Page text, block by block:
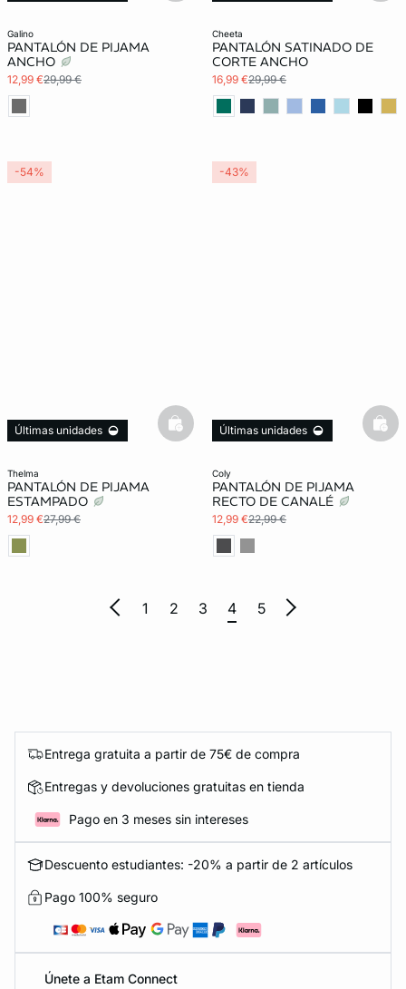
galino
PANTALÓN DE PIJAMA
ANCHO
12,99 €29,99 €
cheeta
PANTALÓN SATINADO DE
CORTE ANCHO
16,99 €29,99 €
thelma
PANTALÓN DE PIJAMA
ESTAMPADO
12,99 €27,99 €
Últimas unidades basketfull
-54%
coly
PANTALÓN DE PIJAMA
RECTO DE CANALÉ
12,99 €22,99 €
Últimas unidades
-43%
1 2 3 4 5
Entrega gratuita a partir de 75€ de compra
Entregas y devoluciones gratuitas en tienda
Pago en 3 meses sin intereses
Descuento estudiantes: -20% a partir de 2 artículos
Pago 100% seguro
Únete a Etam Connect